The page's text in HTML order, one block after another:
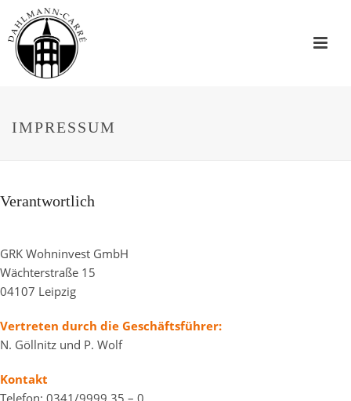
IMPRESSUM
Verantwortlich
GRK Wohninvest GmbH
Wächterstraße 15
04107 Leipzig
Vertreten durch die Geschäftsführer:
N. Göllnitz und P. Wolf
Kontakt
Telefon: 0341/9999 35 – 0